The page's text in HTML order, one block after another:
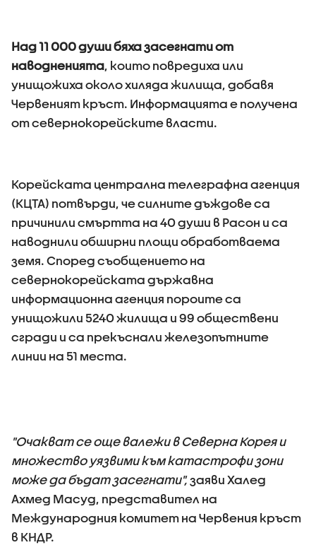
Над 11 000 души бяха засегнати от
наводненията, които повредиха или
унищожиха около хиляда жилища, добавя
Червеният кръст. Информацията е получена
от севернокорейските власти.
Корейската централна телеграфна агенция
(КЦТА) потвърди, че силните дъждове са
причинили смъртта на 40 души в Расон и са
наводнили обширни площи обработваема
земя. Според съобщението на
севернокорейската държавна
информационна агенция пороите са
унищожили 5240 жилища и 99 обществени
сгради и са прекъснали железопътните
линии на 51 места.
"Очакват се още валежи в Северна Корея и
множество уязвими към катастрофи зони
може да бъдат засегнати",заяви Халед
Ахмед Масуд, представител на
Международния комитет на Червения кръст
в КНДР.